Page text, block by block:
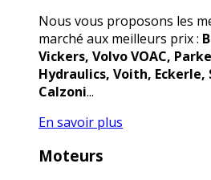
Nous vous proposons les
marché aux meilleurs prix :
Vickers, Volvo VOAC,
Hydraulics, Voith,
Calzoni...
En savoir plus
Moteurs